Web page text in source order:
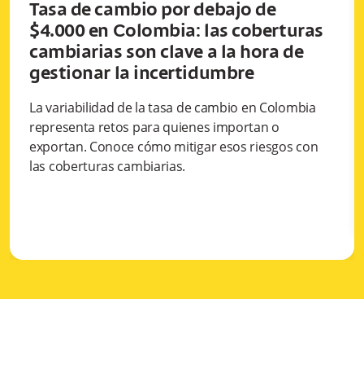
Tasa de cambio por debajo de
$4.000 en Colombia: las coberturas
cambiarias son clave a la hora de
gestionar la incertidumbre
La variabilidad de la tasa de cambio en Colombia
representa retos para quienes importan o
exportan. Conoce cómo mitigar esos riesgos con
las coberturas cambiarias.